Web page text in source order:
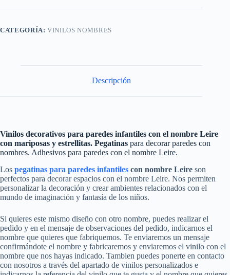
CATEGORÍA:VINILOS NOMBRES
Descripción
Vinilos decorativos para paredes infantiles con el nombre Leire
con mariposas y estrellitas. Pegatinas para decorar paredes con
nombres. Adhesivos para paredes con el nombre Leire.
Los pegatinas para paredes infantiles con nombre Leire son
perfectos para decorar espacios con el nombre Leire. Nos permiten
personalizar la decoración y crear ambientes relacionados con el
mundo de imaginación y fantasía de los niños.
Si quieres este mismo diseño con otro nombre, puedes realizar el
pedido y en el mensaje de observaciones del pedido, indicarnos el
nombre que quieres que fabriquemos. Te enviaremos un mensaje
confirmándote el nombre y fabricaremos y enviaremos el vinilo con el
nombre que nos hayas indicado. Tambien puedes ponerte en contacto
con nosotros a través del apartado de vinilos personalizados e